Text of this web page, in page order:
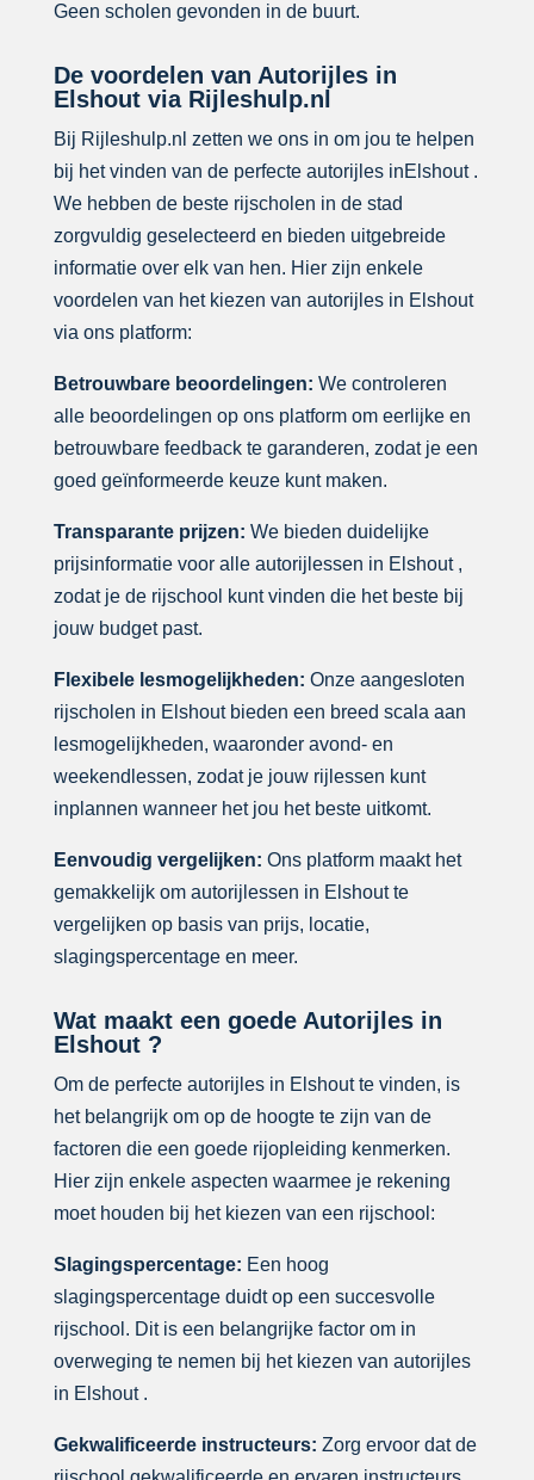
Geen scholen gevonden in de buurt.
De voordelen van Autorijles in
Elshout via Rijleshulp.nl
Bij Rijleshulp.nl zetten we ons in om jou te helpen
bij het vinden van de perfecte autorijles inElshout .
We hebben de beste rijscholen in de stad
zorgvuldig geselecteerd en bieden uitgebreide
informatie over elk van hen. Hier zijn enkele
voordelen van het kiezen van autorijles in Elshout
via ons platform:
Betrouwbare beoordelingen: We controleren
alle beoordelingen op ons platform om eerlijke en
betrouwbare feedback te garanderen, zodat je een
goed geïnformeerde keuze kunt maken.
Transparante prijzen: We bieden duidelijke
prijsinformatie voor alle autorijlessen in Elshout ,
zodat je de rijschool kunt vinden die het beste bij
jouw budget past.
Flexibele lesmogelijkheden: Onze aangesloten
rijscholen in Elshout bieden een breed scala aan
lesmogelijkheden, waaronder avond- en
weekendlessen, zodat je jouw rijlessen kunt
inplannen wanneer het jou het beste uitkomt.
Eenvoudig vergelijken: Ons platform maakt het
gemakkelijk om autorijlessen in Elshout te
vergelijken op basis van prijs, locatie,
slagingspercentage en meer.
Wat maakt een goede Autorijles in
Elshout ?
Om de perfecte autorijles in Elshout te vinden, is
het belangrijk om op de hoogte te zijn van de
factoren die een goede rijopleiding kenmerken.
Hier zijn enkele aspecten waarmee je rekening
moet houden bij het kiezen van een rijschool:
Slagingspercentage: Een hoog
slagingspercentage duidt op een succesvolle
rijschool. Dit is een belangrijke factor om in
overweging te nemen bij het kiezen van autorijles
in Elshout .
Gekwalificeerde instructeurs: Zorg ervoor dat de